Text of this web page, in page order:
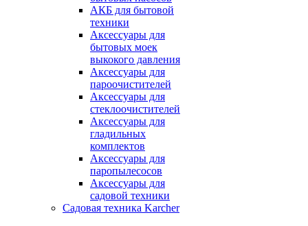
АКБ для бытовой
техники
Аксессуары для
бытовых моек
выкокого давления
Аксессуары для
пароочистителей
Аксессуары для
стеклоочистителей
Аксессуары для
гладильных
комплектов
Аксессуары для
паропылесосов
Аксессуары для
садовой техники
Садовая техника Karcher